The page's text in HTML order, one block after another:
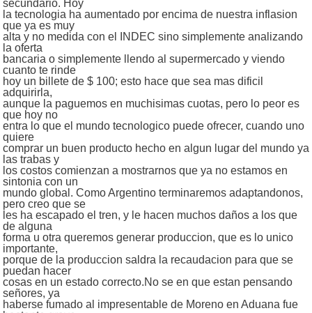
secundario. Hoy
la tecnologia ha aumentado por encima de nuestra inflasion
que ya es muy
alta y no medida con el INDEC sino simplemente analizando
la oferta
bancaria o simplemente llendo al supermercado y viendo
cuanto te rinde
hoy un billete de $ 100; esto hace que sea mas dificil
adquirirla,
aunque la paguemos en muchisimas cuotas, pero lo peor es
que hoy no
entra lo que el mundo tecnologico puede ofrecer, cuando uno
quiere
comprar un buen producto hecho en algun lugar del mundo ya
las trabas y
los costos comienzan a mostrarnos que ya no estamos en
sintonia con un
mundo global. Como Argentino terminaremos adaptandonos,
pero creo que se
les ha escapado el tren, y le hacen muchos daños a los que
de alguna
forma u otra queremos generar produccion, que es lo unico
importante,
porque de la produccion saldra la recaudacion para que se
puedan hacer
cosas en un estado correcto.No se en que estan pensando
señores, ya
haberse fumado al impresentable de Moreno en Aduana fue